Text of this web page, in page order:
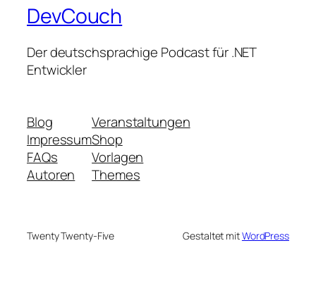
DevCouch
Der deutschsprachige Podcast für .NET
Entwickler
Blog
Impressum
FAQs
Autoren
Veranstaltungen
Shop
Vorlagen
Themes
Twenty Twenty-Five Gestaltet mitWordPress